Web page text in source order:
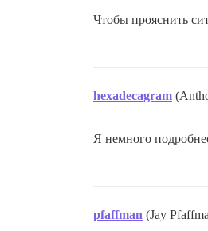
Чтобы прояснить
hexadecagram
Я немного
pfaffman (Jay